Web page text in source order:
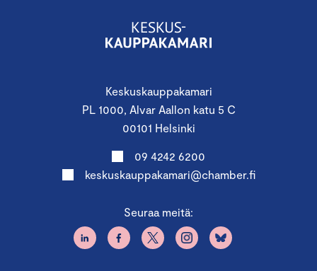
Keskuskauppakamari
PL 1000, Alvar Aallon katu 5 C
00101 Helsinki
09 4242 6200
keskuskauppakamari@chamber.fi
Seuraa meitä: